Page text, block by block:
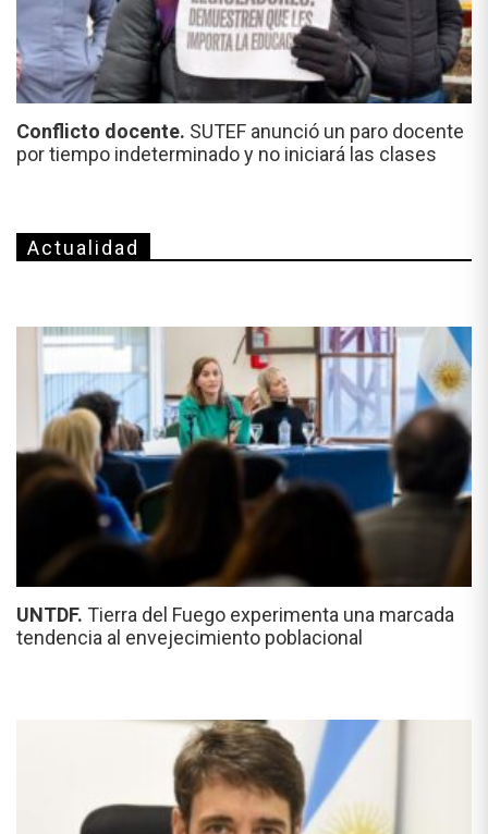
Conflicto docente. SUTEF anunció un paro docente
por tiempo indeterminado y no iniciará las clases
Actualidad
UNTDF. Tierra del Fuego experimenta una marcada
tendencia al envejecimiento poblacional